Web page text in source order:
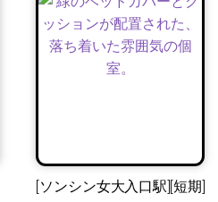
[ソンシン女大入口駅][短期]